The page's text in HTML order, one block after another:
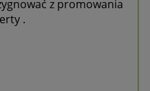
z promowania
.